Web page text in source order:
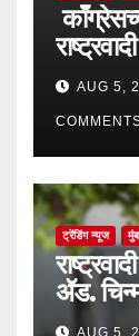
AUG 5,
ट्रेंडिंग न्यूज
ॲड.
AUG 5,